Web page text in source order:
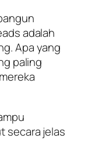
adalah
Apa yang
paling
secara jelas